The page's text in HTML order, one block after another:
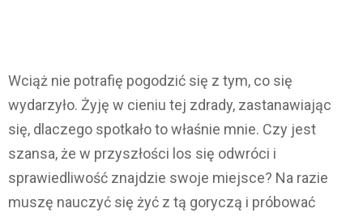
Wciąż nie potrafię pogodzić się z tym, co się
wydarzyło. Żyję w cieniu tej zdrady, zastanawiając
się, dlaczego spotkało to właśnie mnie. Czy jest
szansa, że w przyszłości los się odwróci i
sprawiedliwość znajdzie swoje miejsce? Na razie
muszę nauczyć się żyć z tą goryczą i próbować